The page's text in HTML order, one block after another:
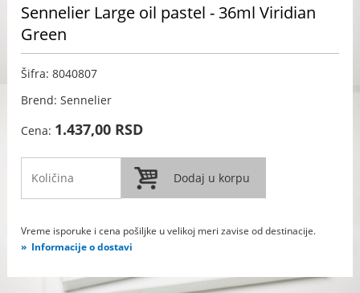
Sennelier Large oil pastel - 36ml Viridian
Green
Šifra: 8040807
Brend: Sennelier
Cena: 1.437,00 RSD
Vreme isporuke i cena pošiljke u velikoj meri zavise od destinacije.
Informacije o dostavi